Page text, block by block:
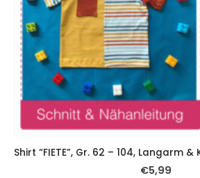
€5,99